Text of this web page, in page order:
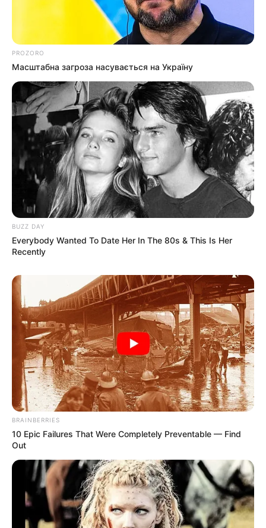
PROZORO
Масштабна загроза насувається на Україну
BUZZ DAY
Everybody Wanted To Date Her In The 80s & This Is Her
Recently
BRAINBERRIES
10 Epic Failures That Were Completely Preventable — Find
Out